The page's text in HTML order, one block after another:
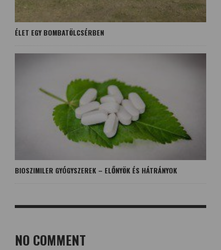
ÉLET EGY BOMBATÖLCSÉRBEN
BIOSZIMILER GYÓGYSZEREK – ELŐNYÖK ÉS HÁTRÁNYOK
NO COMMENT